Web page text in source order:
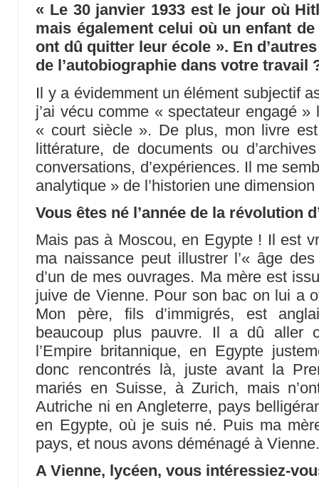
« Le 30 janvier 1933 est le jour où
mais également celui où un enfant
ont dû quitter leur école ». En
de l’autobiographie dans votre travail
Il y a évidemment un élément subjectif
j’ai vécu comme « spectateur engagé
« court siècle ». De plus, mon livre
littérature, de documents ou
conversations, d’expériences. Il me
analytique » de l’historien une
Vous êtes né l’année de la révolution
Mais pas à Moscou, en Egypte ! Il est
ma naissance peut illustrer l’« âge
d’un de mes ouvrages. Ma mère est
juive de Vienne. Pour son bac on lui a
Mon père, fils d’immigrés, est
beaucoup plus pauvre. Il a dû aller
l’Empire britannique, en Egypte
donc rencontrés là, juste avant la
mariés en Suisse, à Zurich, mais
Autriche ni en Angleterre, pays
en Egypte, où je suis né. Puis ma
pays, et nous avons déménagé à
A Vienne, lycéen, vous intéressiez-